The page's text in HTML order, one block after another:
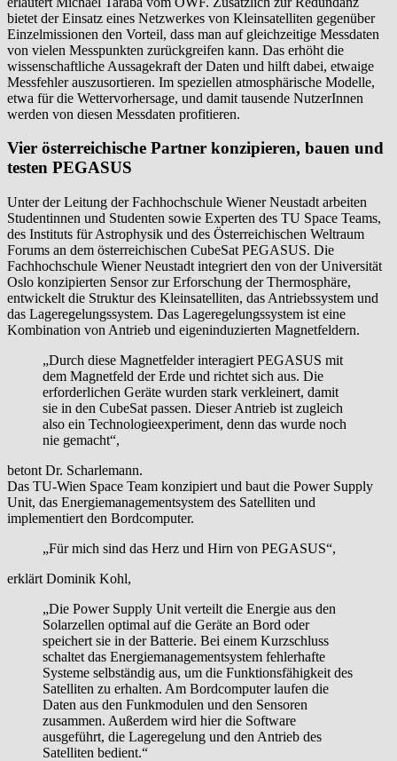
bietet der Einsatz eines Netzwerkes von Kleinsatelliten gegenüber
Einzelmissionen den Vorteil, dass man auf gleichzeitige Messdaten
von vielen Messpunkten zurückgreifen kann. Das erhöht die
wissenschaftliche Aussagekraft der Daten und hilft dabei, etwaige
Messfehler auszusortieren. Im speziellen atmosphärische Modelle,
etwa für die Wettervorhersage, und damit tausende NutzerInnen
werden von diesen Messdaten profitieren.
Vier österreichische Partner konzipieren, bauen und
testen PEGASUS
Unter der Leitung der Fachhochschule Wiener Neustadt arbeiten
Studentinnen und Studenten sowie Experten des TU Space Teams,
des Instituts für Astrophysik und des Österreichischen Weltraum
Forums an dem österreichischen CubeSat PEGASUS. Die
Fachhochschule Wiener Neustadt integriert den von der Universität
Oslo konzipierten Sensor zur Erforschung der Thermosphäre,
entwickelt die Struktur des Kleinsatelliten, das Antriebssystem und
das Lageregelungssystem. Das Lageregelungssystem ist eine
Kombination von Antrieb und eigeninduzierten Magnetfeldern.
„Durch diese Magnetfelder interagiert PEGASUS mit
dem Magnetfeld der Erde und richtet sich aus. Die
erforderlichen Geräte wurden stark verkleinert, damit
sie in den CubeSat passen. Dieser Antrieb ist zugleich
also ein Technologieexperiment, denn das wurde noch
nie gemacht“,
betont Dr. Scharlemann.
Das TU-Wien Space Team konzipiert und baut die Power Supply
Unit, das Energiemanagementsystem des Satelliten und
implementiert den Bordcomputer.
„Für mich sind das Herz und Hirn von PEGASUS“,
erklärt Dominik Kohl,
„Die Power Supply Unit verteilt die Energie aus den
Solarzellen optimal auf die Geräte an Bord oder
speichert sie in der Batterie. Bei einem Kurzschluss
schaltet das Energiemanagementsystem fehlerhafte
Systeme selbständig aus, um die Funktionsfähigkeit des
Satelliten zu erhalten. Am Bordcomputer laufen die
Daten aus den Funkmodulen und den Sensoren
zusammen. Außerdem wird hier die Software
ausgeführt, die Lageregelung und den Antrieb des
Satelliten bedient.“